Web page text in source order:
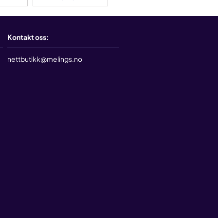
Kontakt oss:
nettbutikk@melings.no